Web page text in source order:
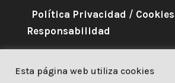
Política Privacidad / Cookies
Responsabilidad
About Me
Esta página web utiliza cookies